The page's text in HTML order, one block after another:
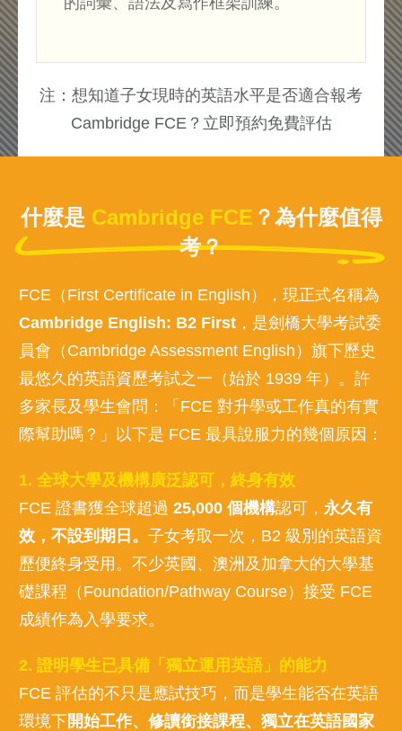
注：想知道子女現時的英語水平是否適合報考
Cambridge FCE？立即預約免費評估
什麼是 Cambridge FCE ？為什麼值得
考？
FCE（First Certificate in English），現正式名稱為
Cambridge English: B2 First ，是劍橋大學考試委
員會（Cambridge Assessment English）旗下歷史
最悠久的英語資歷考試之一（始於 1939 年）。許
多家長及學生會問：「FCE 對升學或工作真的有實
際幫助嗎？」以下是 FCE 最具說服力的幾個原因：
1. 全球大學及機構廣泛認可，終身有效
FCE 證書獲全球超過 25,000 個機構認可， 永久有
效，不設到期日。 子女考取一次，B2 級別的英語資
歷便終身受用。不少英國、澳洲及加拿大的大學基
礎課程（Foundation/Pathway Course）接受 FCE
成績作為入學要求。
2. 證明學生已具備「獨立運用英語」的能力
FCE 評估的不只是應試技巧，而是學生能否在英語
環境下開始工作、修讀銜接課程、獨立在英語國家